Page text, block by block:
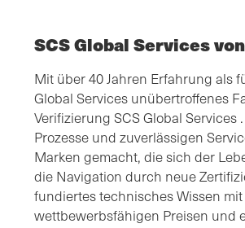
SCS Global Services
Mit über 40 Jahren Erfahrung als
Global Services unübertroffenes
Verifizierung SCS Global
Prozesse und zuverlässigen
Marken gemacht, die sich der
die Navigation durch neue
fundiertes technisches Wissen
wettbewerbsfähigen Preisen und